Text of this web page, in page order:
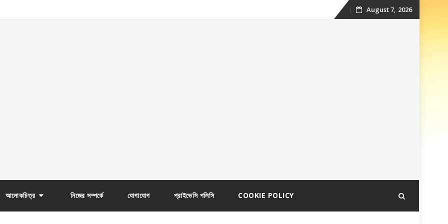
Skip
August 7, 2026
আলোকচিত্র নিজের সম্পর্কে যোগাযোগ প্রাইভেসি পলিসি COOKIE POLICY